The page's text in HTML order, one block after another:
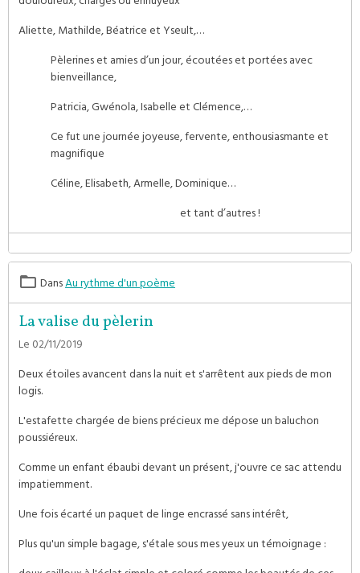
Aliette, Mathilde, Béatrice et Yseult,…
Pèlerines et amies d’un jour, écoutées et portées avec
bienveillance,
Patricia, Gwénola, Isabelle et Clémence,…
Ce fut une journée joyeuse, fervente, enthousiasmante et
magnifique
Céline, Elisabeth, Armelle, Dominique…
et tant d’autres !
DansAu rythme d'un poème
La valise du pèlerin
Le 02/11/2019
Deux étoiles avancent dans la nuit et s'arrêtent aux pieds de mon
logis.
L'estafette chargée de biens précieux me dépose un baluchon
poussiéreux.
Comme un enfant ébaubi devant un présent, j'ouvre ce sac attendu
impatiemment.
Une fois écarté un paquet de linge encrassé sans intérêt,
Plus qu'un simple bagage, s'étale sous mes yeux un témoignage :